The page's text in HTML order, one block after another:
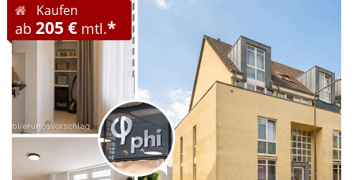
Kaufen
ab 205 € mtl.*